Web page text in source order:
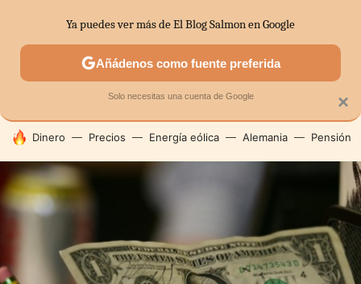
SECTORES ECONOMÍA DOMÉSTICA MERCADOS
HOY SE HABLA DE
Dinero Precios Energía eólica Alemania Pensión
×
Ya puedes ver más de El Blog Salmon en Google
Añádenos como fuente preferida
Solo necesitas una cuenta de Google